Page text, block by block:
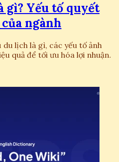
gì? Yếu tố quyết
ngành
lịch là gì, các yếu tố ảnh
quả để tối ưu hóa lợi nhuận.